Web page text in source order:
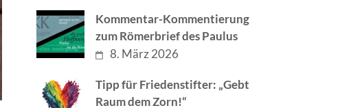
Kommentar-Kommentierung
zum Römerbrief des Paulus
8. März 2026
Tipp für Friedenstifter: „Gebt
Raum dem Zorn!“